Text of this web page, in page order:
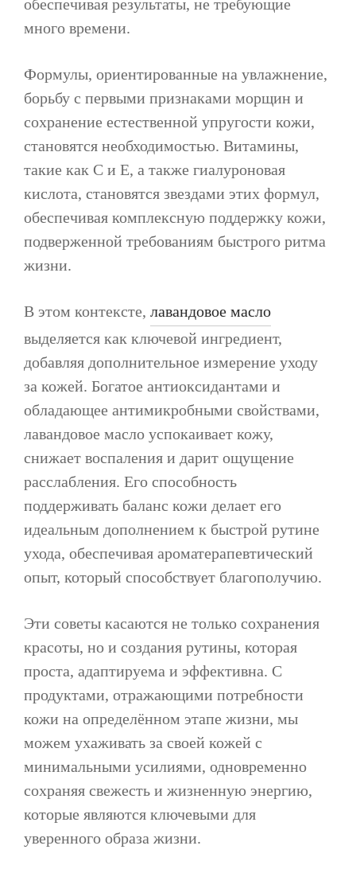
обеспечивая результаты, не требующие
много времени.
Формулы, ориентированные на увлажнение,
борьбу с первыми признаками морщин и
сохранение естественной упругости кожи,
становятся необходимостью. Витамины,
такие как C и E, а также гиалуроновая
кислота, становятся звездами этих формул,
обеспечивая комплексную поддержку кожи,
подверженной требованиям быстрого ритма
жизни.
В этом контексте, лавандовое масло
выделяется как ключевой ингредиент,
добавляя дополнительное измерение уходу
за кожей. Богатое антиоксидантами и
обладающее антимикробными свойствами,
лавандовое масло успокаивает кожу,
снижает воспаления и дарит ощущение
расслабления. Его способность
поддерживать баланс кожи делает его
идеальным дополнением к быстрой рутине
ухода, обеспечивая ароматерапевтический
опыт, который способствует благополучию.
Эти советы касаются не только сохранения
красоты, но и создания рутины, которая
проста, адаптируема и эффективна. С
продуктами, отражающими потребности
кожи на определённом этапе жизни, мы
можем ухаживать за своей кожей с
минимальными усилиями, одновременно
сохраняя свежесть и жизненную энергию,
которые являются ключевыми для
уверенного образа жизни.